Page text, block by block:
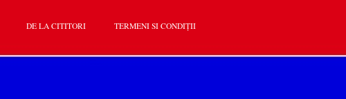
DE LA CITITORI TERMENI SI CONDIȚII